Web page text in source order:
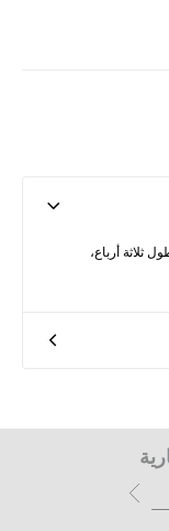
ثلاثة أرباع،